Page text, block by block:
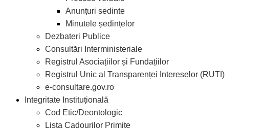
Anunțuri sedinte
Minutele ședințelor
Dezbateri Publice
Consultări Interministeriale
Registrul Asociațiilor și Fundațiilor
Registrul Unic al Transparenței Intereselor (RUTI)
e-consultare.gov.ro
Integritate Instituțională
Cod Etic/Deontologic
Lista Cadourilor Primite